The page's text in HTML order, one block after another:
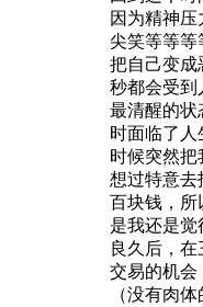
因为精神
尖笑等等等
把自己变成
秒都会受到
最清醒的状
时面临了
时候突然
想过特意去
百块钱，所
是我还是
良久后，
交易的机会
（没有肉